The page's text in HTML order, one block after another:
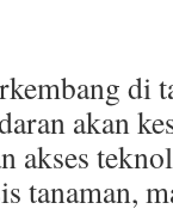
di
akan
akses
tanaman,